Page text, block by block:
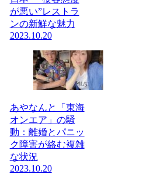
が悪い”レストラ
ンの新鮮な魅力
2023.10.20
あやなんと「東海
オンエア」の騒
動：離婚とパニッ
ク障害が絡む複雑
な状況
2023.10.20